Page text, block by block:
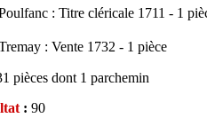
: Titre cléricale 1711 - 1
: Vente 1732 - 1 pièce
pièces dont 1 parchemin
: 90